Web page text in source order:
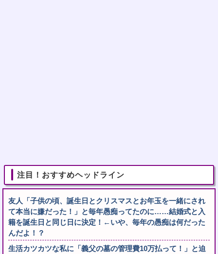
注目！おすすめヘッドライン
友人「子供の頃、誕生日とクリスマスとお年玉を一緒にされ
て本当に嫌だった！」と毎年愚痴ってたのに……結婚式と入
籍を誕生日と同じ日に決定！←いや、毎年の愚痴は何だった
んだよ！？
生活カツカツな私に「義父の墓の管理費10万払って！」と迫